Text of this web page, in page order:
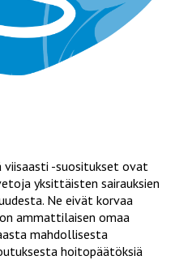
-suositukset ovat
yksittäisten sairauksien
Ne eivät korvaa
ammattilaisen omaa
mahdollisesta
hoitopäätöksiä